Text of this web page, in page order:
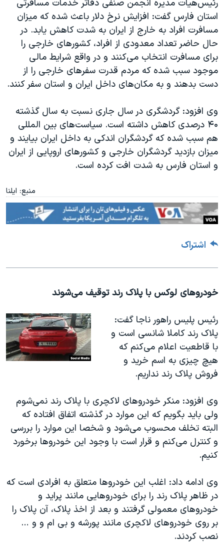
رئیس‌هیات مدیره انجمن صنفى دفاتر خدمات مسافرتى
استان فارس گفت: افزایش نرخ دلار باعث شده که میزان
مسافرت افراد به خارج از ایران به شدت کاهش یابد. در
حال حاضر تعداد معدودى از افراد، کشورهاى خارجى را
براى مسافرت انتخاب مى‌کنند و در واقع شرایط مالى
موجود سبب شده که مردم قدرت سفرهاى خارجى را از
دست بدهند و به مکان‌هاى داخل ایران و استان سفر کنند.
وى افزود: گردشگرى در سال جارى نسبت به سال گذشته
۴۰ درصدى کاهش داشته است. سیاست‌هاى بین المللى
هم سبب شده که گردشگران اندکى به داخل ایران بیایند و
میزان بازدید گردشگران خارجى و کشورهاى اروپایى از ایران
و استان فارس به شدت افت کرده است.
منبع: ایلنا
اشتراک
خودروهای لوکس با پلاک‌ رند توقیف می‌شوند
رئیس پلیس راهور ناجا گفت:
پلاک رند کاملا شانسی است و
با قاطعیت اعلام می‌کنم که
هیچ چیزی به اسم خرید و
فروش پلاک رند نداریم.
وی افزود: منکر خودروهای لاکچری با پلاک رند نمی‌شوم
ولی باید بگویم که این موارد در گذشته اتفاق افتاده که
البته تخلف محسوب می‌شود و شخصا این موارد را بررسی
و کنترل می‌کنم و قرار است با وجود این خودروها برخورد
کنیم.
وی ادامه داد: اغلب این خودروها متعلق به افرادی است که
در ظاهر پلاک رند را برای خودروهایی مانند پراید و
خودروهای معمولی گرفتند و بعد از اخذ پلاک، آن پلاک را
بر روی خودروهای لاکچری مانند پورشه و بی ام و و …
نصب کردند.